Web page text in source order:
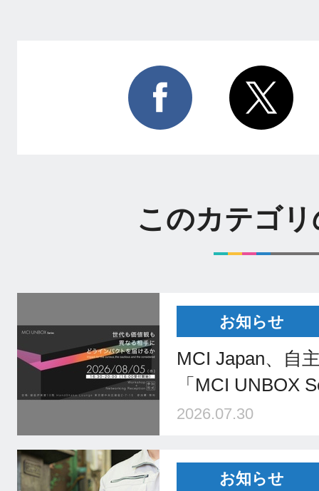
このカテゴ
お知らせ
MCI Japan、自
「MCI UNBOX
2026.07.30
お知らせ